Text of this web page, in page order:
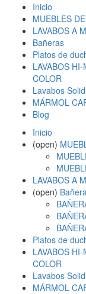
Inicio
MUEBLES
LAVABOS A
Bañeras
Platos de
LAVABOS
COLOR
Lavabos
MÁRMOL
Blog
Inicio
(open)
LAVABOS A
(open)
Platos de
LAVABOS
COLOR
Lavabos
MÁRMOL